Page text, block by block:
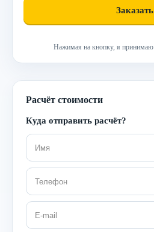
Нажимая на кнопку, я принимаю
Расчёт стоимости
Куда отправить расчёт?